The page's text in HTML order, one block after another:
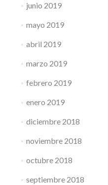
junio 2019
mayo 2019
abril 2019
marzo 2019
febrero 2019
enero 2019
diciembre 2018
noviembre 2018
octubre 2018
septiembre 2018